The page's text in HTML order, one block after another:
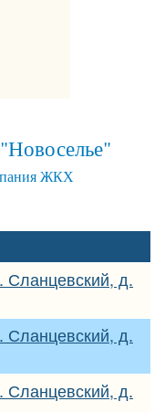
ЖКХ
Сланцевский, д.
Сланцевский, д.
Сланцевский, д.